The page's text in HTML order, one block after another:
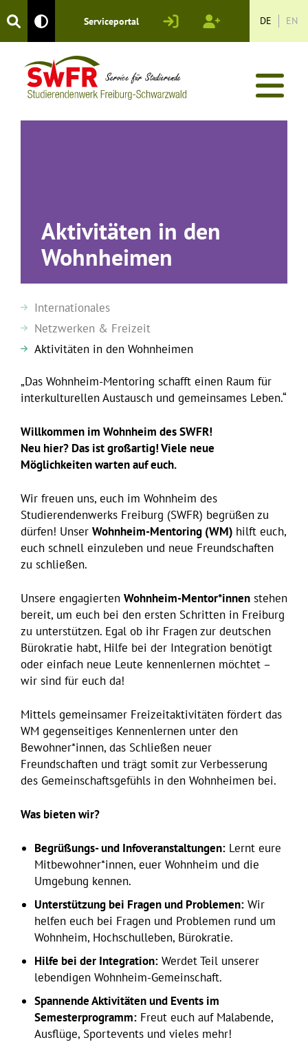
KontrastmodusServiceportal Login Registrieren DE EN
Aktivitäten in den
Wohnheimen
Internationales
Netzwerken & Freizeit
Aktivitäten in den Wohnheimen
„Das Wohnheim-Mentoring schafft einen Raum für
interkulturellen Austausch und gemeinsames Leben.“
Willkommen im Wohnheim des SWFR!
Neu hier? Das ist großartig! Viele neue
Möglichkeiten warten auf euch.
Wir freuen uns, euch im Wohnheim des
Studierendenwerks Freiburg (SWFR) begrüßen zu
dürfen! Unser Wohnheim-Mentoring (WM) hilft euch,
euch schnell einzuleben und neue Freundschaften
zu schließen.
Unsere engagierten Wohnheim-Mentor*innen stehen
bereit, um euch bei den ersten Schritten in Freiburg
zu unterstützen. Egal ob ihr Fragen zur deutschen
Bürokratie habt, Hilfe bei der Integration benötigt
oder einfach neue Leute kennenlernen möchtet –
wir sind für euch da!
Mittels gemeinsamer Freizeitaktivitäten fördert das
WM gegenseitiges Kennenlernen unter den
Bewohner*innen, das Schließen neuer
Freundschaften und trägt somit zur Verbesserung
des Gemeinschaftsgefühls in den Wohnheimen bei.
Was bieten wir?
Begrüßungs- und Infoveranstaltungen: Lernt eure
Mitbewohner*innen, euer Wohnheim und die
Umgebung kennen.
Unterstützung bei Fragen und Problemen: Wir
helfen euch bei Fragen und Problemen rund um
Wohnheim, Hochschulleben, Bürokratie.
Hilfe bei der Integration: Werdet Teil unserer
lebendigen Wohnheim-Gemeinschaft.
Spannende Aktivitäten und Events im
Semesterprogramm: Freut euch auf Malabende,
Ausflüge, Sportevents und vieles mehr!